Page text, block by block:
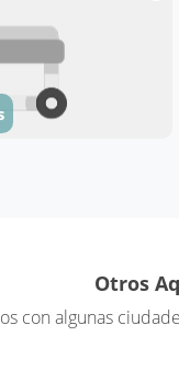
Otros
con algunas